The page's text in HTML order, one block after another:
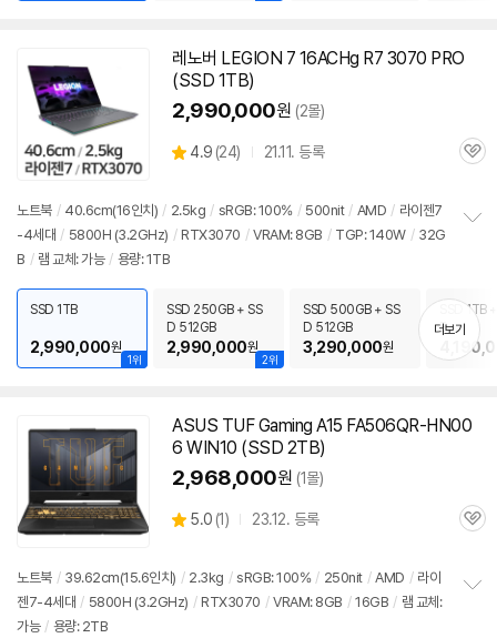
레노버 LEGION 7 16ACHg R7 3070 PRO
(SSD 1TB)
2,990,000원 (2몰)
별
4.9 (상
24) 21.11. 등록
관
노트북 / 40.6cm(16인치) / 2.5kg / sRGB: 100% / 500nit / AMD / 라이젠7
-4세대 / 5800H (3.2GHz) / RTX3070 / VRAM: 8GB / TGP: 140W / 32G
B / 램 교체: 가능 / 용량: 1TB
치
기
1위
SSD 1TB
2,990,000원
2위
SSD 250GB + SS
D 512GB
2,990,000원
SSD 500GB + SS
D 512GB
3,290,000원
SSD 1TB
B
더보기
ASUS TUF Gaming A15 FA506QR-HN00
6 WIN10 (SSD 2TB)
2,968,000원 (1몰)
별
5.0 (상
뷰
1) 23.12. 등록
관
노트북 / 39.62cm(15.6인치) / 2.3kg / sRGB: 100% / 250nit / AMD / 라이
젠7-4세대 / 5800H (3.2GHz) / RTX3070 / VRAM: 8GB / 16GB / 램 교체:
가능 / 용량: 2TB